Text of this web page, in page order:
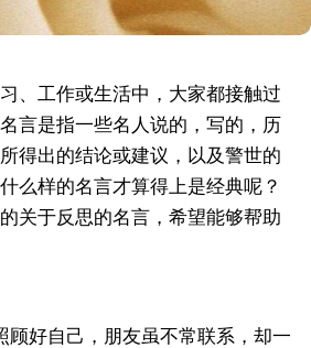
、工作或生活中，大家都接触过
言是指一些名人说的，写的，历
得出的结论或建议，以及警世的
么样的名言才算得上是经典呢？
关于反思的名言，希望能够帮助
顾好自己，朋友虽不常联系，却一